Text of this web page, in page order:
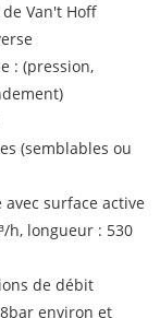
Van't Hoff
: (pression,
(semblables ou
surface active
h, longueur : 530
de débit
environ et